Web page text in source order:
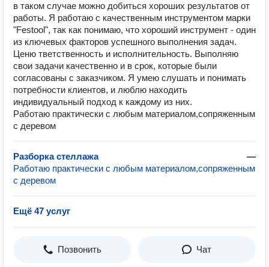
в таком случае можно добиться хороших результатов от
работы. Я работаю с качественным инструментом марки
"Festool", так как понимаю, что хороший инструмент - один
из ключевых факторов успешного выполнения задач.
Ценю тветственность и исполнительность. Выполняю
свои задачи качественно и в срок, которые были
согласованы с заказчиком. Я умею слушать и понимать
потребности клиентов, и люблю находить
индивидуальный подход к каждому из них.
Работаю практически с любым материалом,сопряженным
с деревом
Разборка стеллажа
—
Работаю практически с любым материалом,сопряженным
с деревом
Ещё 47 услуг
Позвонить Чат